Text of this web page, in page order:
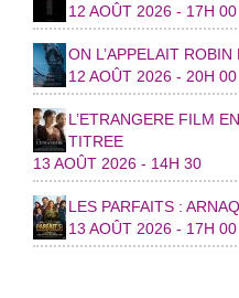
12 AOÛT 2026 - 17H 00
ON L’APPELAIT ROBIN
12 AOÛT 2026 - 20H 00
L’ETRANGERE FILM
TITREE
13 AOÛT 2026 - 14H 30
LES PARFAITS :
13 AOÛT 2026 - 17H 00